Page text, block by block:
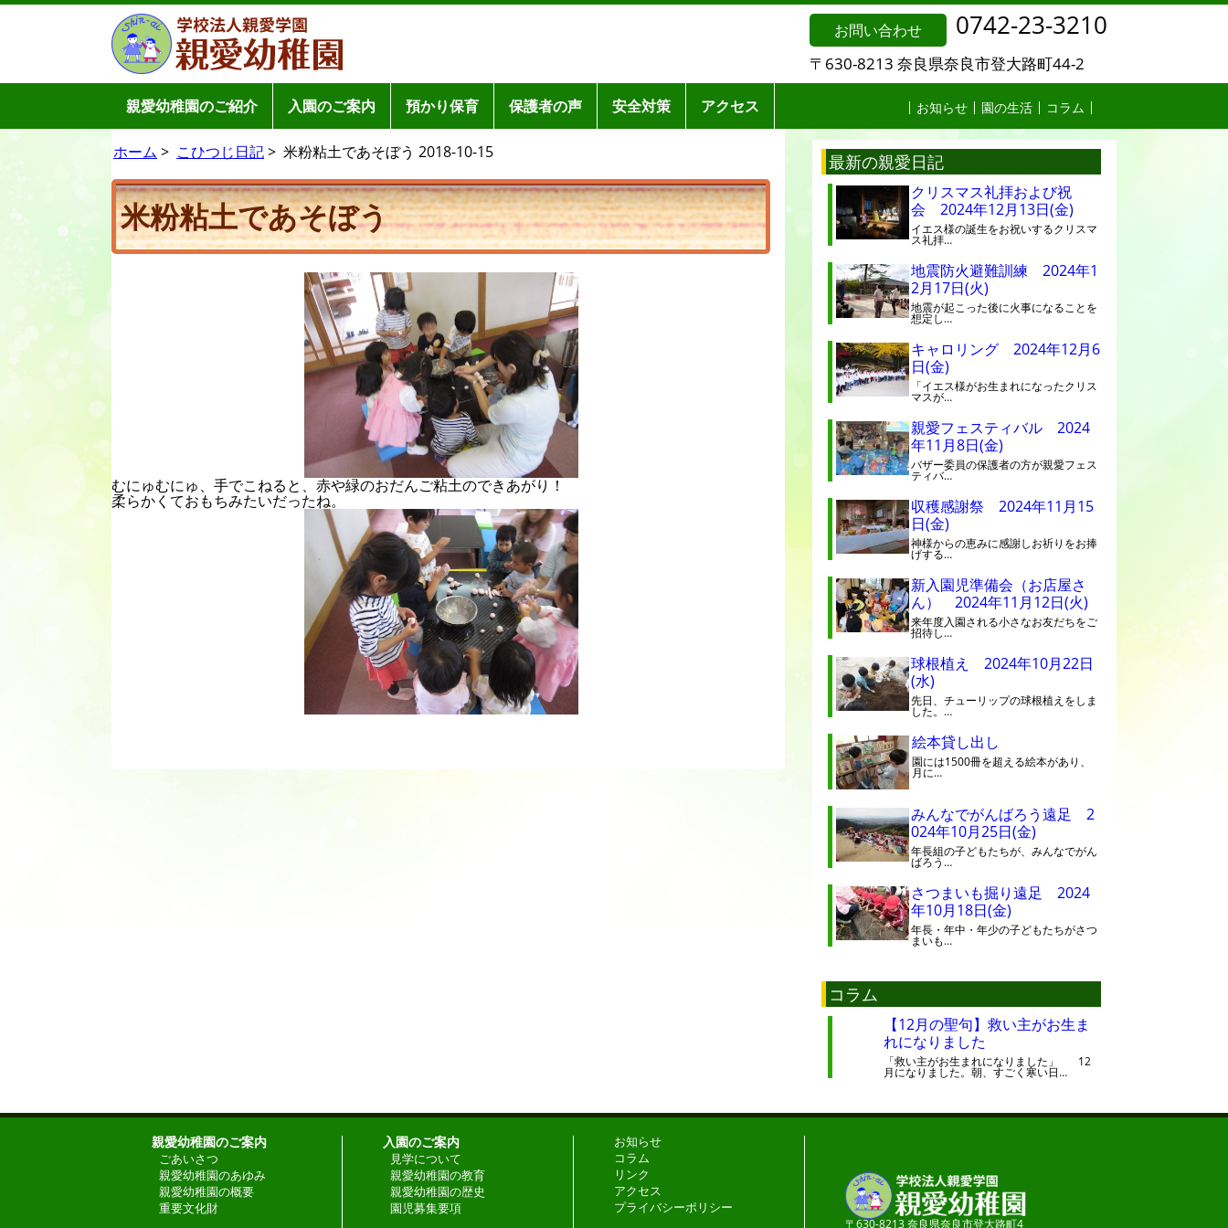
お問い合わせ 0742-23-3210
〒630-8213 奈良県奈良市登大路町44-2
親愛幼稚園のご紹介 入園のご案内 預かり保育 保護者の声 安全対策 アクセス お知らせ 園の生活 コラム
ホーム > こひつじ日記> 米粉粘土であそぼう 2018-10-15
米粉粘土であそぼう
むにゅむにゅ、手でこねると、赤や緑のおだんご粘土のできあがり！
柔らかくておもちみたいだったね。
最新の親愛日記
クリスマス礼拝および祝
会 2024年12月13日(金)
イエス様の誕生をお祝いするクリスマ
ス礼拝…
地震防火避難訓練 2024年1
2月17日(火)
地震が起こった後に火事になることを
想定し…
キャロリング 2024年12月6
日(金)
「イエス様がお生まれになったクリス
マスが…
親愛フェスティバル 2024
年11月8日(金)
バザー委員の保護者の方が親愛フェス
ティバ…
収穫感謝祭 2024年11月15
日(金)
神様からの恵みに感謝しお祈りをお捧
げする…
新入園児準備会（お店屋さ
ん） 2024年11月12日(火)
来年度入園される小さなお友だちをご
招待し…
球根植え 2024年10月22日
(水)
先日、チューリップの球根植えをしま
した。…
絵本貸し出し
園には1500冊を超える絵本があり、
月に…
みんなでがんばろう遠足 2
024年10月25日(金)
年長組の子どもたちが、みんなでがん
ばろう…
さつまいも掘り遠足 2024
年10月18日(金)
年長・年中・年少の子どもたちがさつ
まいも…
コラム
【12月の聖句】救い主がお生ま
れになりました
「救い主がお生まれになりました」 12
月になりました。朝、すごく寒い日…
親愛幼稚園のご案内
ごあいさつ
親愛幼稚園のあゆみ
親愛幼稚園の概要
重要文化財
入園のご案内
見学について
親愛幼稚園の教育
親愛幼稚園の歴史
園児募集要項
お知らせ
コラム
リンク
アクセス
プライバシーポリシー
〒630-8213 奈良県奈良市登大路町4